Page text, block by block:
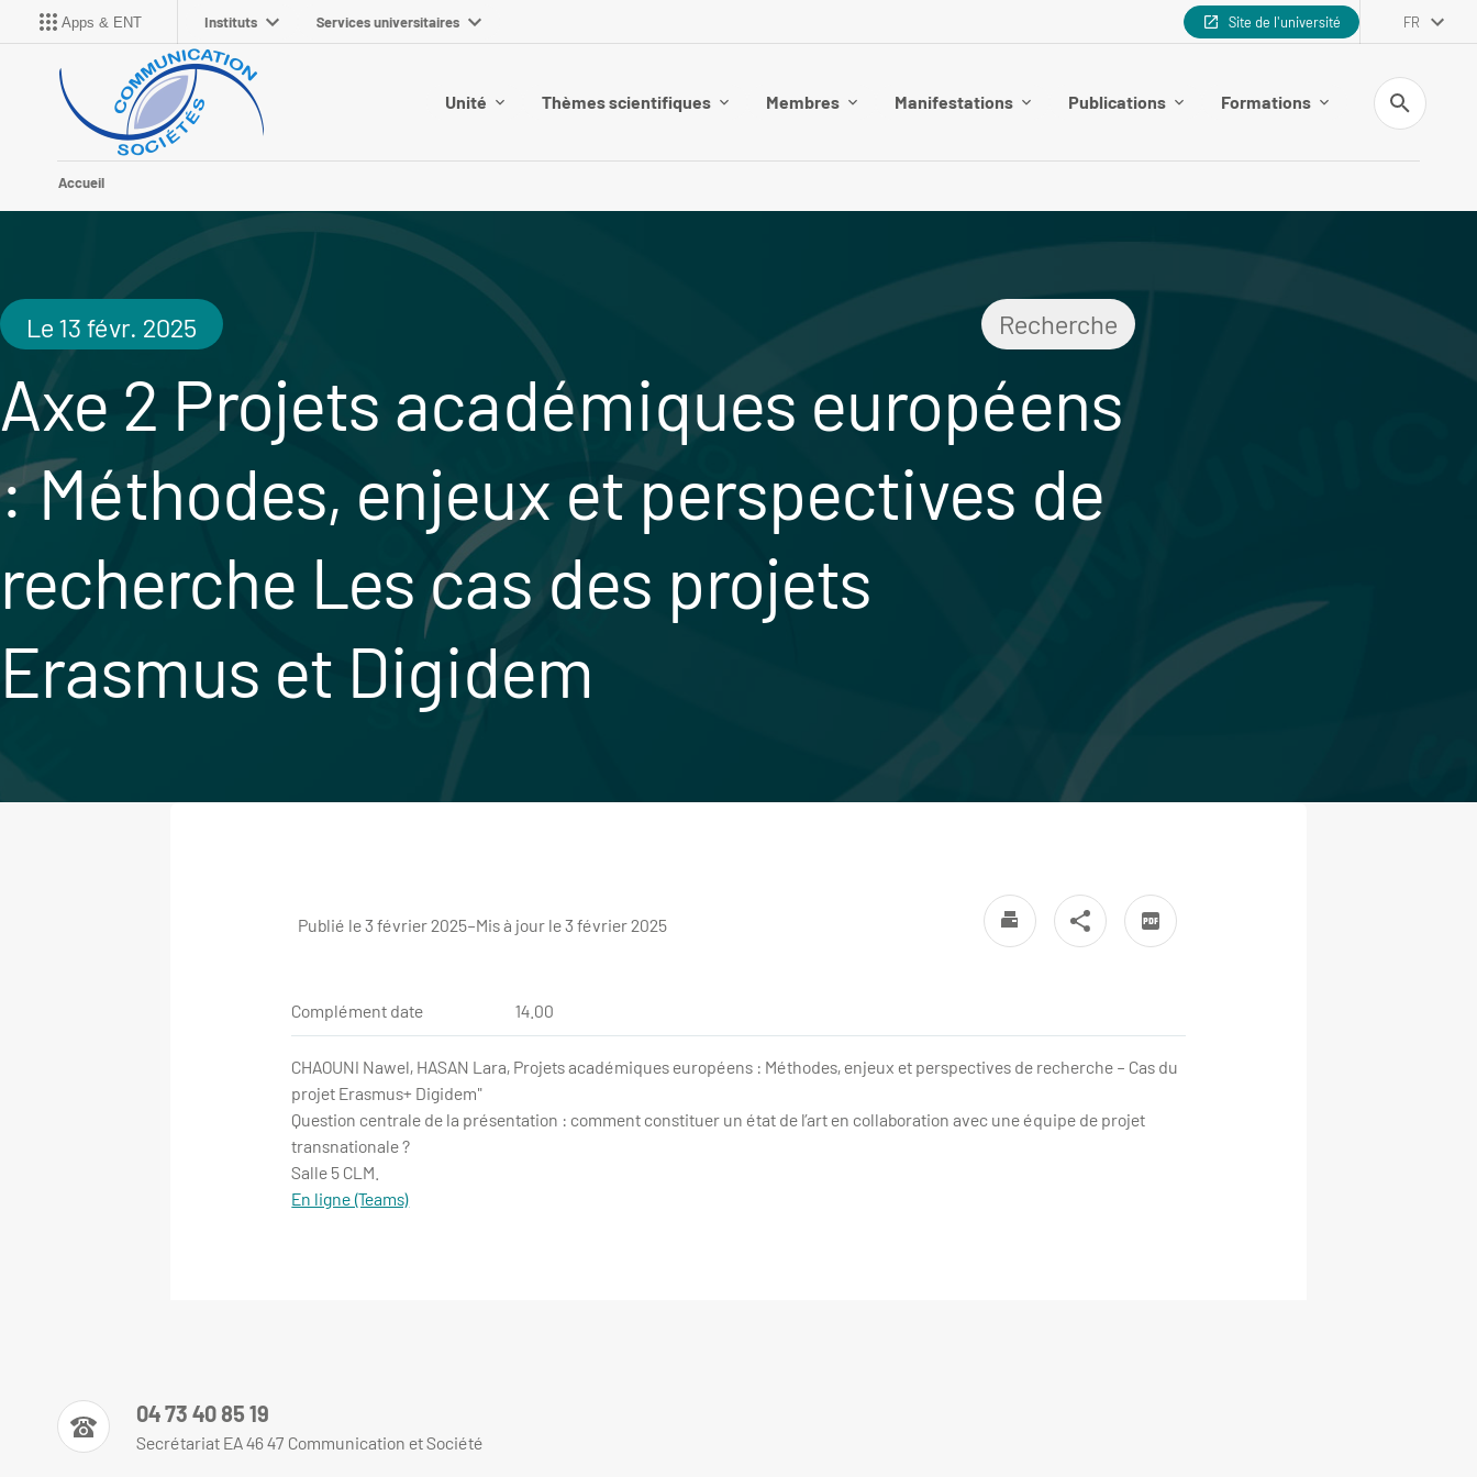
Apps & ENT Instituts Services universitaires Site de l'université FR
Unité Thèmes scientifiques Membres Manifestations Publications Formations
Recherche
Accueil
Le 13 févr. 2025 Recherche
Axe 2 Projets académiques européens
: Méthodes, enjeux et perspectives de
recherche Les cas des projets
Erasmus et Digidem
Publié le 3 février 2025–Mis à jour le 3 février 2025
Complément date 14.00
CHAOUNI Nawel, HASAN Lara, Projets académiques européens : Méthodes, enjeux et perspectives de recherche – Cas du
projet Erasmus+ Digidem"
Question centrale de la présentation : comment constituer un état de l’art en collaboration avec une équipe de projet
transnationale ?
Salle 5 CLM.
En ligne (Teams)
04 73 40 85 19
Secrétariat EA 46 47 Communication et Société